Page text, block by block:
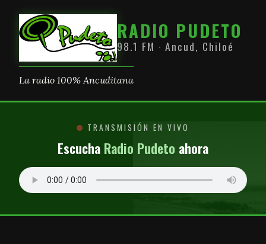
RADIO PUDETO
98.1 FM · Ancud, Chiloé
La radio 100% Ancuditana
TRANSMISIÓN EN VIVO
Escucha Radio Pudeto ahora